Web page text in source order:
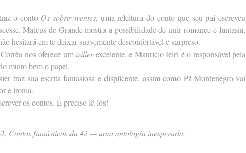
o conto Os sobreviventes, uma releitura do conto que seu pai escreveu
Mateus de Grande mostra a possibilidade de unir romance e fantasia,
hesitará em te deixar suavemente desconfortável e surpreso.
nos oferece umtrillerexcelente, e Maurício Ieiri é o responsável pela
muito bem o papel.
traz sua escrita fantasiosa e displicente, assim como Pã Montenegro vai
e ironia.
os contos. É preciso lê-los!
Contos fantásticos da 42 — uma antologia inesperada.